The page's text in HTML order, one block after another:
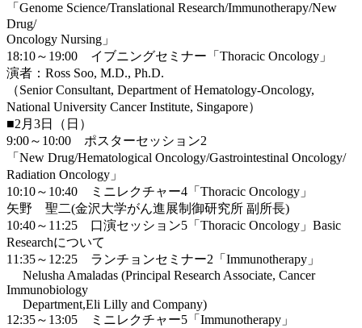
「Genome Science/Translational Research/Immunotherapy/New
Drug/
Oncology Nursing」
18:10～19:00 イブニングセミナー「Thoracic Oncology」
演者：Ross Soo, M.D., Ph.D.
（Senior Consultant, Department of Hematology-Oncology,
National University Cancer Institute, Singapore）
■2月3日（日）
9:00～10:00 ポスターセッション2
「New Drug/Hematological Oncology/Gastrointestinal Oncology/
Radiation Oncology」
10:10～10:40 ミニレクチャー4「Thoracic Oncology」
矢野 聖二(金沢大学がん進展制御研究所 副所長)
10:40～11:25 口演セッション5「Thoracic Oncology」Basic
Researchについて
11:35～12:25 ランチョンセミナー2「Immunotherapy」
Nelusha Amaladas (Principal Research Associate, Cancer
Immunobiology
Department,Eli Lilly and Company)
12:35～13:05 ミニレクチャー5「Immunotherapy」